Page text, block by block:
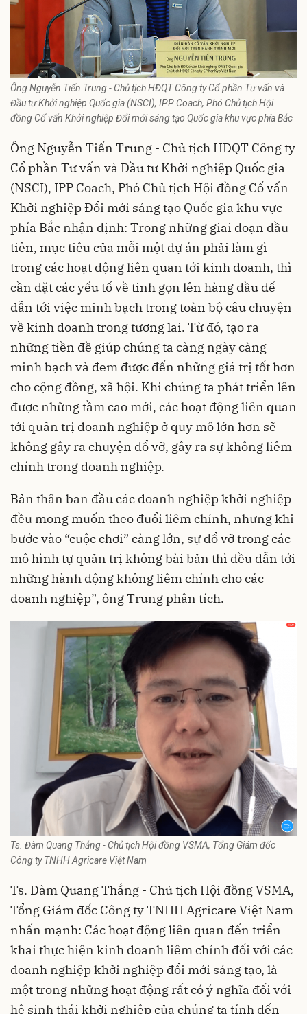
Ông Nguyễn Tiến Trung - Chủ tịch HĐQT Công ty Cổ phần Tư vấn và
Đầu tư Khởi nghiệp Quốc gia (NSCI), IPP Coach, Phó Chủ tịch Hội
đồng Cố vấn Khởi nghiệp Đổi mới sáng tạo Quốc gia khu vực phía Bắc
Ông Nguyễn Tiến Trung - Chủ tịch HĐQT Công ty
Cổ phần Tư vấn và Đầu tư Khởi nghiệp Quốc gia
(NSCI), IPP Coach, Phó Chủ tịch Hội đồng Cố vấn
Khởi nghiệp Đổi mới sáng tạo Quốc gia khu vực
phía Bắc nhận định: Trong những giai đoạn đầu
tiên, mục tiêu của mỗi một dự án phải làm gì
trong các hoạt động liên quan tới kinh doanh, thì
cần đặt các yếu tố về tinh gọn lên hàng đầu để
dẫn tới việc minh bạch trong toàn bộ câu chuyện
về kinh doanh trong tương lai. Từ đó, tạo ra
những tiền đề giúp chúng ta càng ngày càng
minh bạch và đem được đến những giá trị tốt hơn
cho cộng đồng, xã hội. Khi chúng ta phát triển lên
được những tầm cao mới, các hoạt động liên quan
tới quản trị doanh nghiệp ở quy mô lớn hơn sẽ
không gây ra chuyện đổ vỡ, gây ra sự không liêm
chính trong doanh nghiệp.
Bản thân ban đầu các doanh nghiệp khởi nghiệp
đều mong muốn theo đuổi liêm chính, nhưng khi
bước vào “cuộc chơi” càng lớn, sự đổ vỡ trong các
mô hình tự quản trị không bài bản thì đều dẫn tới
những hành động không liêm chính cho các
doanh nghiệp”, ông Trung phân tích.
Ts. Đàm Quang Thắng - Chủ tịch Hội đồng VSMA, Tổng Giám đốc
Công ty TNHH Agricare Việt Nam
Ts. Đàm Quang Thắng - Chủ tịch Hội đồng VSMA,
Tổng Giám đốc Công ty TNHH Agricare Việt Nam
nhấn mạnh: Các hoạt động liên quan đến triển
khai thực hiện kinh doanh liêm chính đối với các
doanh nghiệp khởi nghiệp đổi mới sáng tạo, là
một trong những hoạt động rất có ý nghĩa đối với
hệ sinh thái khởi nghiệp của chúng ta tính đến